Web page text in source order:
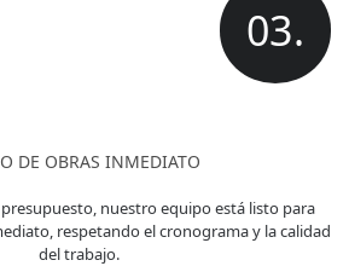
03.
DE OBRAS INMEDIATO
nuestro equipo está listo para
respetando el cronograma y la calidad
del trabajo.